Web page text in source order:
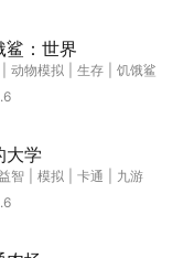
鲨：世界
动物模拟 生存
饥饿鲨
大学
智 模拟 卡通
九游